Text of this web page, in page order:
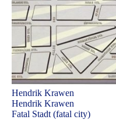
Hendrik Krawen
Hendrik Krawen
Fatal Stadt (fatal city)